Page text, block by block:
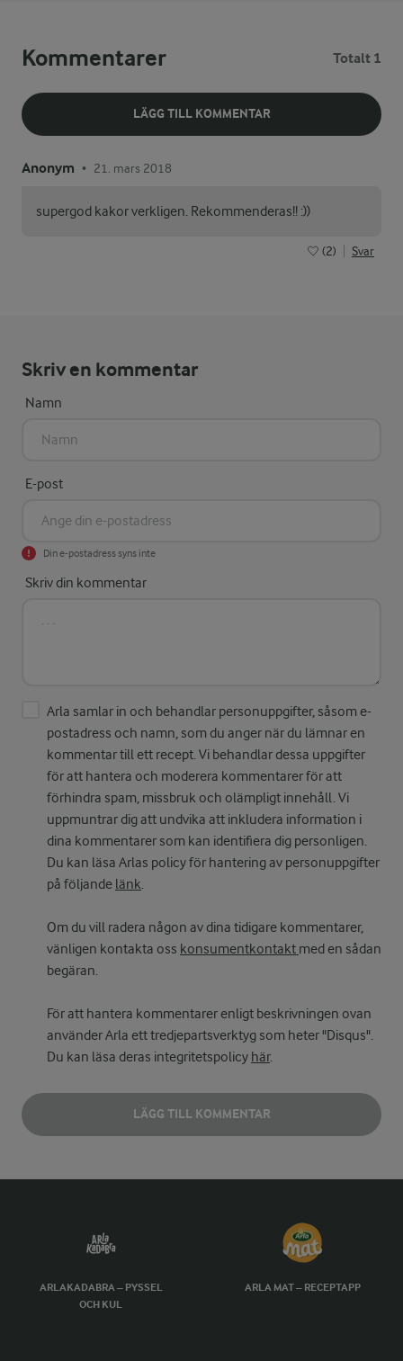
Kommentarer Totalt 1
LÄGG TILL KOMMENTAR
Anonym • 21. mars 2018
supergod kakor verkligen. Rekommenderas!! :))
(2) Svar
Skriv en kommentar
Namn
E-post
Din e-postadress syns inte
Skriv din kommentar
Arla samlar in och behandlar personuppgifter, såsom e-
postadress och namn, som du anger när du lämnar en
kommentar till ett recept. Vi behandlar dessa uppgifter
för att hantera och moderera kommentarer för att
förhindra spam, missbruk och olämpligt innehåll. Vi
uppmuntrar dig att undvika att inkludera information i
dina kommentarer som kan identifiera dig personligen.
Du kan läsa Arlas policy för hantering av personuppgifter
på följande länk.
Om du vill radera någon av dina tidigare kommentarer,
vänligen kontakta oss konsumentkontakt med en sådan
begäran.
För att hantera kommentarer enligt beskrivningen ovan
använder Arla ett tredjepartsverktyg som heter "Disqus".
Du kan läsa deras integritetspolicy här.
LÄGG TILL KOMMENTAR
ARLAKADABRA – PYSSEL
OCH KUL
ARLA MAT – RECEPTAPP